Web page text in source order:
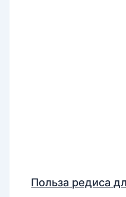
Польза редиса